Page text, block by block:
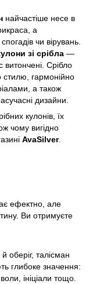
найчастіше несе в
а
чи вірувань.
зі срібла —
витончені. Срібло
стилю, гармонійно
а також
дизайни.
кулонів, їх
чому вигідно
AvaSilver.
ефектно, але
Ви отримуєте
талісман
глибоке значення:
ініціали тощо.